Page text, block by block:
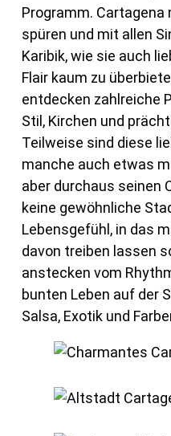
Programm.
spüren und mit allen
Karibik, wie sie auch
Flair kaum zu
entdecken zahlreiche
Stil, Kirchen und
Teilweise sind diese
manche auch etwas
aber durchaus seinen
keine gewöhnliche
Lebensgefühl, in das
davon treiben lassen
anstecken vom
bunten Leben auf der
Salsa, Exotik und